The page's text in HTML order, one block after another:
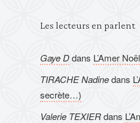
Les lecteurs en parlent
Gaye Ddans L’Amer
TIRACHE Nadinedans
secrète…)
Valerie TEXIERdans